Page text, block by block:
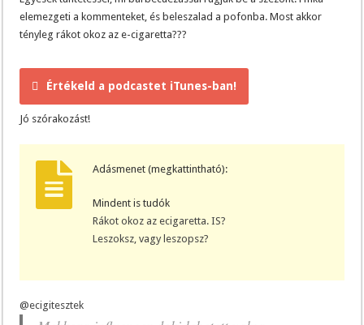
elemezgeti a kommenteket, és beleszalad a pofonba. Most akkor
tényleg rákot okoz az e-cigaretta???
Értékeld a podcastet iTunes-ban!
Jó szórakozást!
Adásmenet (megkattintható):
Mindent is tudók
Rákot okoz az ecigaretta. IS?
Leszoksz, vagy leszopsz?
@ecigitesztek